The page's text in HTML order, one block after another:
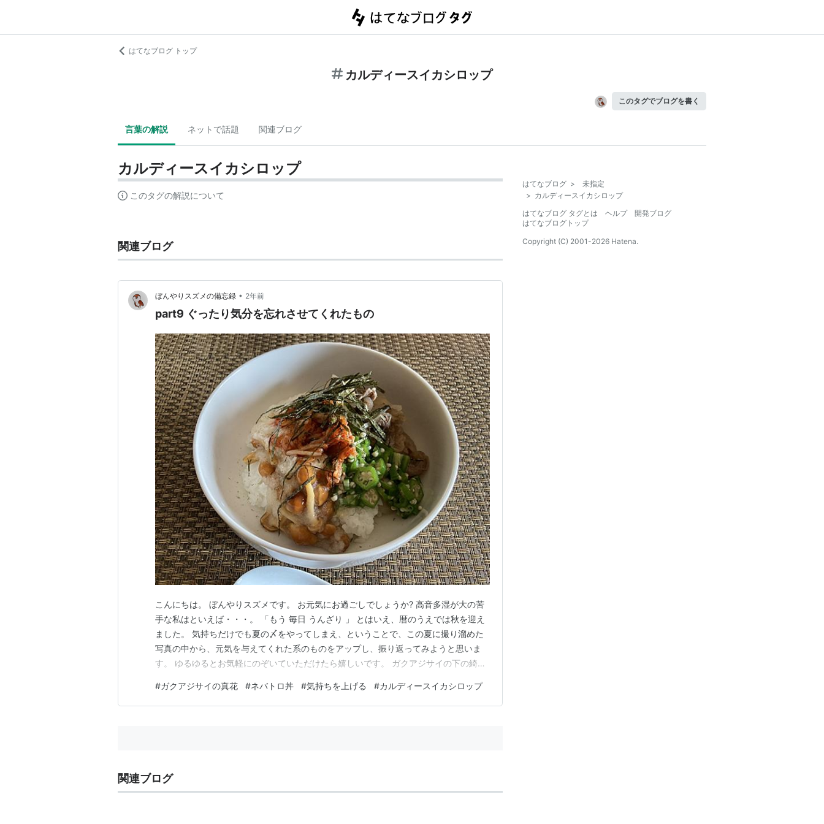
はてなブログ トップ
カルディースイカシロップ
このタグでブログを書く
言葉の解説 ネットで話題 関連ブログ
カルディースイカシロップ
このタグの解説について
関連ブログ
ぼんやりスズメの備忘録 • 2年前
part9 ぐったり気分を忘れさせてくれたもの
こんにちは。 ぼんやりスズメです。 お元気にお過ごしでしょうか? 高音多湿が大の苦
手な私はといえば・・・。 「もう 毎日 うんざり 」 とはいえ、暦のうえでは秋を迎え
ました。 気持ちだけでも夏の〆をやってしまえ、ということで、この夏に撮り溜めた
写真の中から、元気を与えてくれた系のものをアップし、振り返ってみようと思いま
す。 ゆるゆるとお気軽にのぞいていただけたら嬉しいです。 ガクアジサイの下の綺麗
トロトロましまし丼 ※かつおぶしオクラ牛丼とは出会いについてはこちらをどうぞ む
すび ガクアジサイの下の綺麗な青色に感…
#ガクアジサイの真花 #ネバトロ丼 #気持ちを上げる #カルディースイカシロップ
関連ブログ
はてなブログ >
未指定
> カルディースイカシロップ
はてなブログ タグとは
ヘルプ
開発ブログ
はてなブログトップ
Copyright (C) 2001-2026 Hatena.